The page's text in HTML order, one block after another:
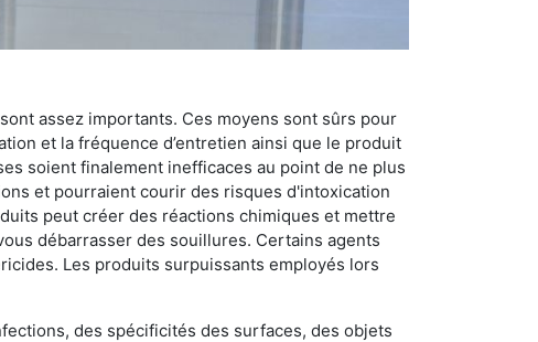
assez importants. Ces moyens sont sûrs pour
et la fréquence d’entretien ainsi que le produit
soient finalement inefficaces au point de ne plus
et pourraient courir des risques d'intoxication
peut créer des réactions chimiques et mettre
débarrasser des souillures. Certains agents
Les produits surpuissants employés lors
des spécificités des surfaces, des objets